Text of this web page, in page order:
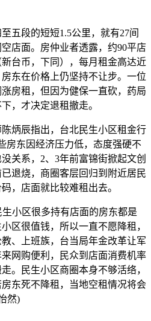
五段的短短1.5公里，就有27间
店面。房仲业者透露，约90平店
台币，下同），每月租金高达近
东在价格上仍坚持不让步。一位
房租，但因为健保一直砍，药局
，才决定退租撤走。
炳辰指出，台北民生小区租金行
房东因经济压力低，态度强硬不
关系，2、3年前富锦街掀起文创
退烧，商圈客层回归到附近居民
，店面就比较难租出去。
小区很多持有店面的房东都是
区很值钱，所以一直不愿降租，
、上班族，台当局年金改革让军
网购便利，民众到店面消费机率
。民生小区商圈本身不够活络，
东死不降租，当地空租情况将会
然)